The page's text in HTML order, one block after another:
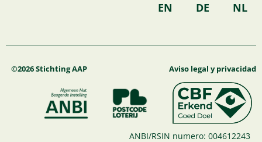
o
k
g
a
m
b d
EN DE NL
©2026 Stichting AAP Aviso legal y privacidad
ANBI/RSIN numero: 004612243